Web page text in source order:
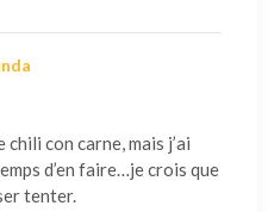
chili con carne, mais j’ai
d’en faire…je crois que
tenter.